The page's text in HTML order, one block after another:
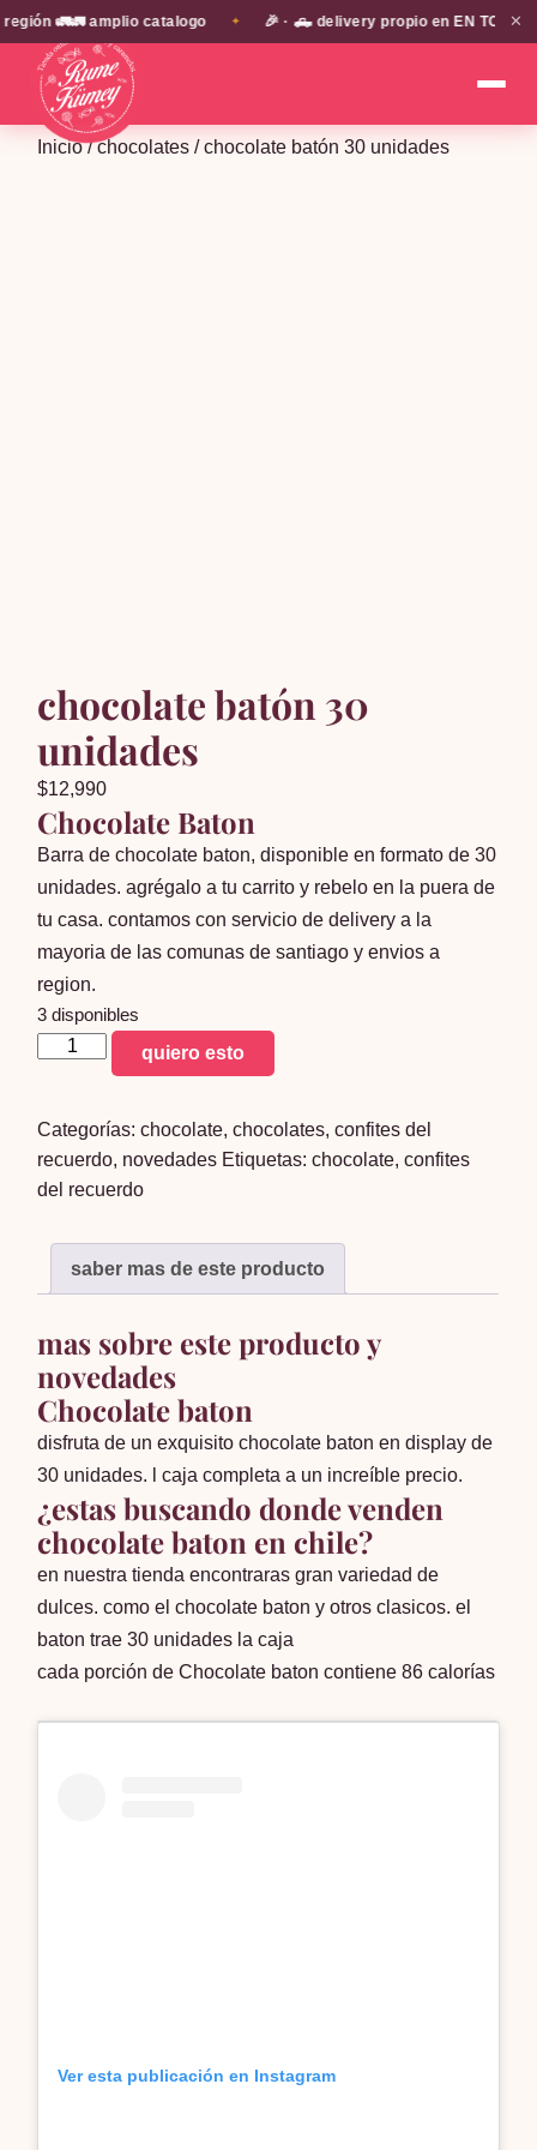
🚛🚛 amplio catalogo ✦ 🎉 · 🛻 delivery propio en EN TODA LA✕
Inicio/chocolates / chocolate batón 30 unidades
chocolate batón 30
unidades
$12,990
Chocolate Baton
Barra de chocolate baton, disponible en formato de 30
unidades. agrégalo a tu carrito y rebelo en la puera de
tu casa. contamos con servicio de delivery a la
mayoria de las comunas de santiago y envios a
region.
3 disponibles
chocolate
unidades
cantidad
quiero esto
Categorías:chocolate,chocolates,confites del
recuerdo, novedades Etiquetas:chocolate,confites
del recuerdo
saber mas de este producto
mas sobre este producto y
novedades
Chocolate baton
disfruta de un exquisito chocolate baton en display de
30 unidades. l caja completa a un increíble precio.
¿estas buscando donde venden
chocolate baton en chile?
en nuestra tienda encontraras gran variedad de
dulces. como el chocolate baton y otros clasicos. el
baton trae 30 unidades la caja
cada porción de Chocolate baton contiene 86 calorías
Ver esta publicación en Instagram